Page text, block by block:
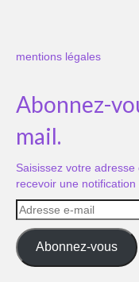
mentions légales
Abonnez-
mail.
Saisissez votre
recevoir une
Adresse
e-
mail
Abonnez-vous